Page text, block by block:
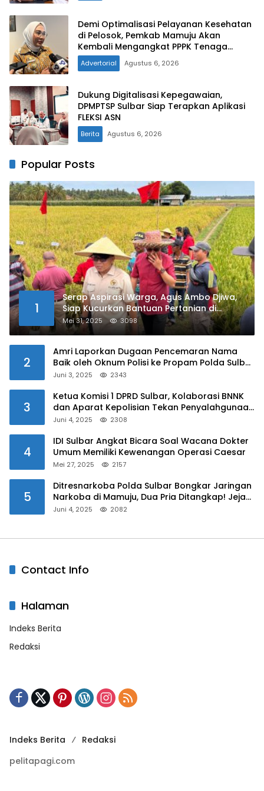
Demi Optimalisasi Pelayanan Kesehatan
di Pelosok, Pemkab Mamuju Akan
Kembali Mengangkat PPPK Tenaga
Kesehatan
Advertorial Agustus 6, 2026
Dukung Digitalisasi Kepegawaian,
DPMPTSP Sulbar Siap Terapkan Aplikasi
FLEKSI ASN
Berita Agustus 6, 2026
Popular Posts
1
Serap Aspirasi Warga, Agus Ambo Djiwa,
Siap Kucurkan Bantuan Pertanian di
Kalukku
Mei 31, 2025 3098
2
Amri Laporkan Dugaan Pencemaran Nama
Baik oleh Oknum Polisi ke Propam Polda Sulbar
Juni 3, 2025 2343
3
Ketua Komisi 1 DPRD Sulbar, Kolaborasi BNNK
dan Aparat Kepolisian Tekan Penyalahgunaan
Juni 4, 2025 2308
4
IDI Sulbar Angkat Bicara Soal Wacana Dokter
Umum Memiliki Kewenangan Operasi Caesar
Mei 27, 2025 2157
5
Ditresnarkoba Polda Sulbar Bongkar Jaringan
Narkoba di Mamuju, Dua Pria Ditangkap! Jejak
Juni 4, 2025 2082
Contact Info
Halaman
Indeks Berita
Redaksi
Indeks Berita
Redaksi
pelitapagi.com